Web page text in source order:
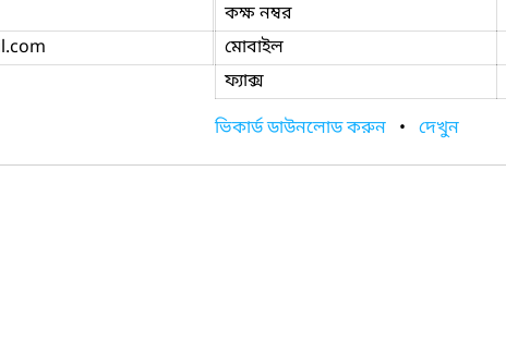
কক্ষ নম্বর
মোবাইল
ফ্যাক্স
ভিকার্ড ডাউনলোড করুন • দেখুন